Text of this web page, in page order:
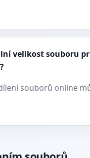
velikost souboru
souborů online